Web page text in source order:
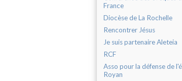
France
Diocèse de La Rochelle
Rencontrer Jésus
Je suis partenaire Aleteia
RCF
Asso pour la défense de
Royan